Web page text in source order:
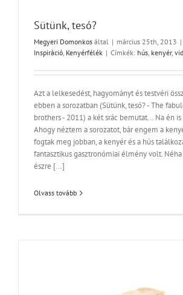
Sütünk, tesó?
Megyeri Domonkos által | március 25th, 2013 |
Inspiráció, Kenyérfélék | Címkék: hús, kenyér,
Azt a lelkesedést, hagyományt és testvéri
ebben a sorozatban (Sütünk, tesó? - The
brothers - 2011) a két srác bemutat... Na én
Ahogy néztem a sorozatot, bár engem a
fogtak meg jobban, a kenyér és a hús
fantasztikus gasztronómiai élmény volt.
észre [...]
Olvass tovább